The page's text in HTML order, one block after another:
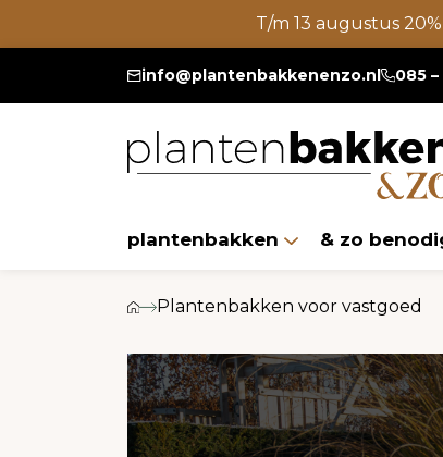
T/m 13 augustus
info@plantenbakkenenzo.nl 085
plantenbakken & zo
Plantenbakken voor vastgoed